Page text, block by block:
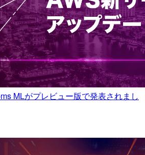
MLがプレビュー版で発表されまし